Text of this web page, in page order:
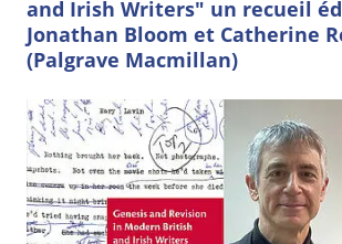
and Irish Writers" un recueil
Jonathan Bloom et Catherine
(Palgrave Macmillan)